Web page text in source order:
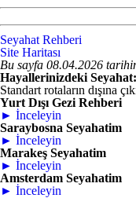
Seyahat Rehberi
Site Haritası
Bu sayfa 08.04.2026
Hayallerinizdeki
Standart rotaların dışına
Yurt Dışı Gezi Rehberi
► İnceleyin
Saraybosna Seyahatim
► İnceleyin
Marakeş Seyahatim
► İnceleyin
Amsterdam Seyahatim
► İnceleyin